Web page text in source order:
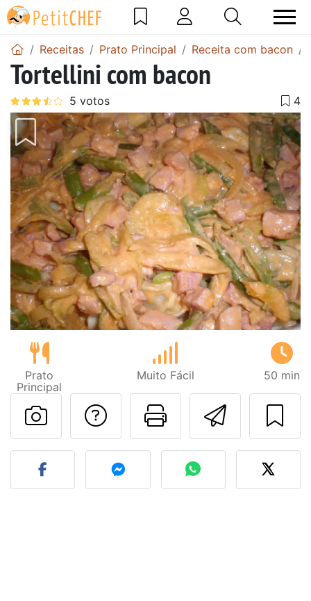
Receitas Prato Principal Receita com bacon
Tortellini com bacon
Prato
Principal
Muito Fácil 50 min
Imprima
Falar com o autor
Fez esta receita?